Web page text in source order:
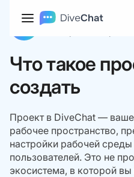
Команда DiveChat
Что такое
создать
Проект в DiveChat —
рабочее пространство,
настройки рабочей
пользователей. Это не
экосистема, в которой